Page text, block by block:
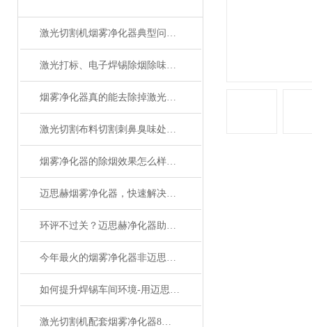
激光切割机烟雾净化器典型问题的精准应对策略分享
激光打标、电子焊锡除烟除味净化器
烟雾净化器真的能去除掉激光切割亚克力的烟雾和臭味吗
激光切割布料切割刺鼻臭味处理、工业废气除臭净化、无需耗材除烟设备。
烟雾净化器的除烟效果怎么样——迈思赫烟雾净化器
迈思赫烟雾净化器，快速解决激光烟雾，除烟除味
环评不过关？迈思赫净化器助您轻松达标
今年最火的烟雾净化器非迈思赫莫属
如何提升焊锡车间环境-用迈思赫烟雾净化器一秒净化
激光切割机配套烟雾净化器8个关键点，避开90%采购坑